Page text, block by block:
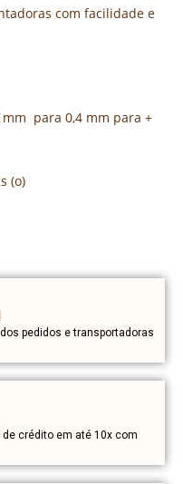
com facilidade e
para 0,4 mm para +
(o)
pedidos e transportadoras
crédito em até 10x com